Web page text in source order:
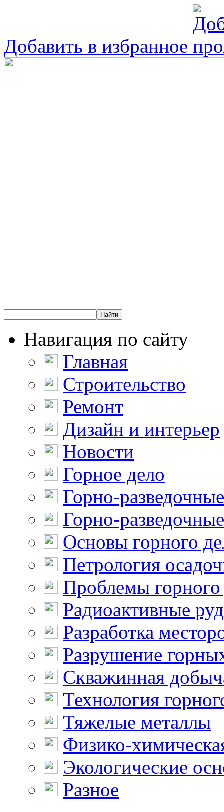
Добавить в избранное
Навигация по сайту
Главная
Строительство
Ремонт
Дизайн и интерьер
Новости
Горное дело
Горно-
Горно-
Основы горного
Петрология
Проблемы горного
Радиоактивные
Разработка
Разрушение
Скважинная
Технология
Тяжелые металлы
Физико-
Экологические
Разное